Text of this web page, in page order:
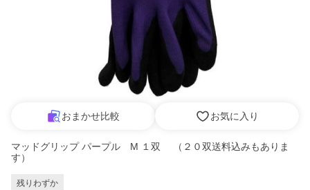
おまかせ比較 お気に入り
マッドグリップ パープル M １双 （２０双送料込みもありま
す）
残りわずか